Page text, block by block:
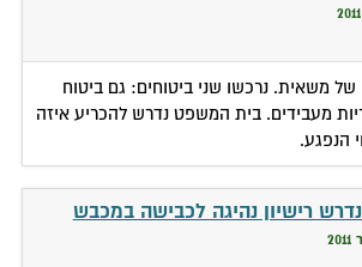
של משאית. נרכשו שני ביטוחים: גם ביטוח
מעבידים. בית המשפט נדרש להכריע איזה
הנפגע.
רישיון נהיגה לכבישה במכבש